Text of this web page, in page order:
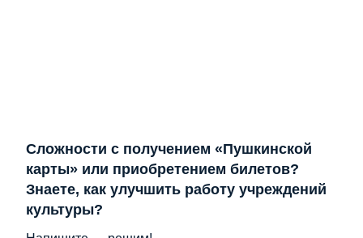
Сложности с получением «Пушкинской
карты» или приобретением билетов?
Знаете, как улучшить работу учреждений
культуры?